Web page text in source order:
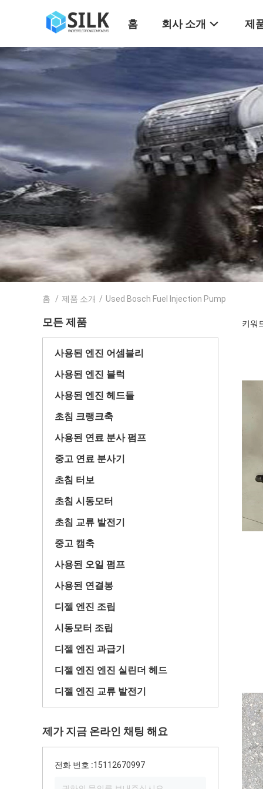
홈 회사 소개 제
홈 / 제품 소개 / Used Bosch Fuel Injection Pump
모든 제품
사용된 엔진 어셈블리
사용된 엔진 블럭
사용된 엔진 헤드들
초침 크랭크축
사용된 연료 분사 펌프
중고 연료 분사기
초침 터보
초침 시동모터
초침 교류 발전기
중고 캠축
사용된 오일 펌프
사용된 연결봉
디젤 엔진 조립
시동모터 조립
디젤 엔진 과급기
디젤 엔진 엔진 실린더 헤드
디젤 엔진 교류 발전기
제가 지금 온라인 채팅 해요
전화 번호 :15112670997
키워